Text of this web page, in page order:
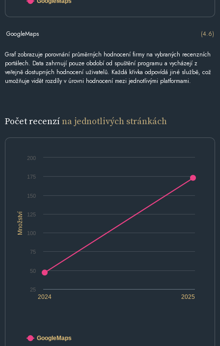
GoogleMaps (4.6)
Graf zobrazuje porovnání průměrných hodnocení firmy na vybraných recenzních
portálech. Data zahrnují pouze období od spuštění programu a vycházejí z
veřejně dostupných hodnocení uživatelů. Každá křivka odpovídá jiné službě, což
umožňuje vidět rozdíly v úrovni hodnocení mezi jednotlivými platformami.
Počet recenzína jednotlivých stránkách
Množství
2024 2025
25
50
75
100
125
150
175
200
GoogleMaps